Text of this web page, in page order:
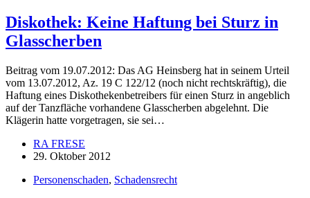
Diskothek: Keine Haftung bei Sturz in
Glasscherben
Beitrag vom 19.07.2012: Das AG Heinsberg hat in seinem Urteil
vom 13.07.2012, Az. 19 C 122/12 (noch nicht rechtskräftig), die
Haftung eines Diskothekenbetreibers für einen Sturz in angeblich
auf der Tanzfläche vorhandene Glasscherben abgelehnt. Die
Klägerin hatte vorgetragen, sie sei…
RA FRESE
29. Oktober 2012
Personenschaden, Schadensrecht